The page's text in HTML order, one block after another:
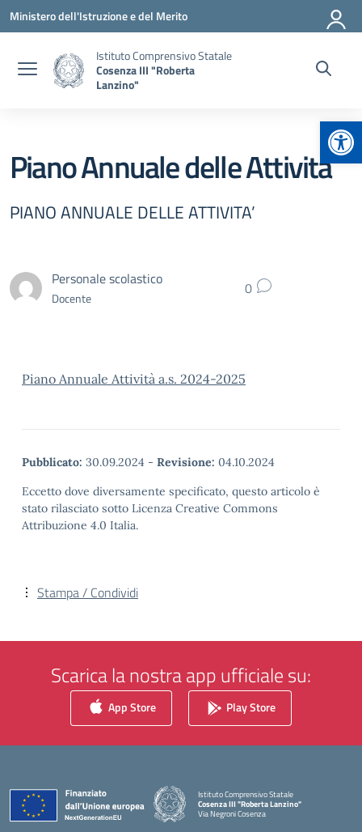
Vai ai contenuti
Vai al menu di navigazione
Vai al footer
Ministero dell'Istruzione e del Merito
Istituto Comprensivo Statale
Cosenza III "Roberta
Lanzino"
Piano Annuale delle Attività
PIANO ANNUALE DELLE ATTIVITA’
Personale scolastico
Docente 0
Piano Annuale Attività a.s. 2024-2025
Pubblicato: 30.09.2024 - Revisione: 04.10.2024
Eccetto dove diversamente specificato, questo articolo è
stato rilasciato sotto Licenza Creative Commons
Attribuzione 4.0 Italia.
Stampa / Condividi
Scarica la nostra app ufficiale su:
App Store Play Store
Istituto Comprensivo Statale
Cosenza III "Roberta Lanzino"
Via Negroni Cosenza
— Visita la pagina iniziale della scuola